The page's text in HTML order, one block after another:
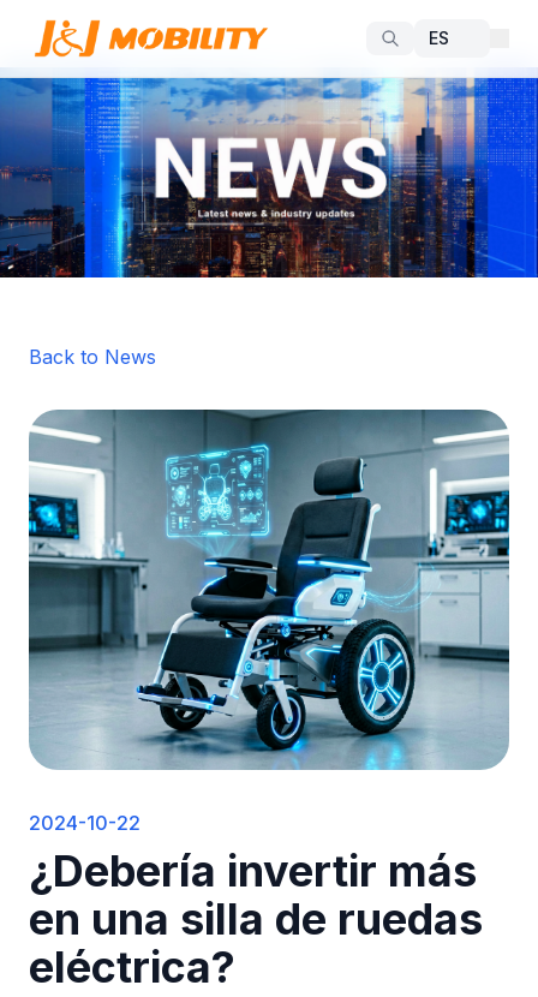
Back to News
2024-10-22
¿Debería invertir más
en una silla de ruedas
eléctrica?